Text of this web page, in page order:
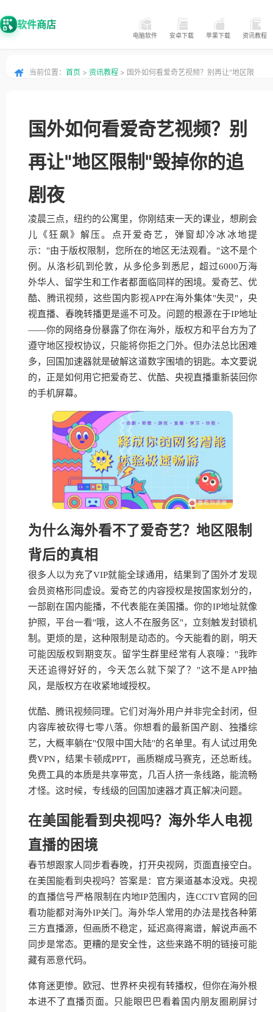
软件商店
电脑软件 安卓下载 苹果下载 资讯教程
当前位置： 首页 > 资讯教程 > 国外如何看爱奇艺视频？别再让"地区限
国外如何看爱奇艺视频？别
再让"地区限制"毁掉你的追
剧夜
凌晨三点，纽约的公寓里，你刚结束一天的课业，想刷会
儿《狂飙》解压。点开爱奇艺，弹窗却冷冰冰地提
示："由于版权限制，您所在的地区无法观看。"这不是个
例。从洛杉矶到伦敦，从多伦多到悉尼，超过6000万海
外华人、留学生和工作者都面临同样的困境。爱奇艺、优
酷、腾讯视频，这些国内影视APP在海外集体"失灵"，央
视直播、春晚转播更是遥不可及。问题的根源在于IP地址
——你的网络身份暴露了你在海外，版权方和平台方为了
遵守地区授权协议，只能将你拒之门外。但办法总比困难
多，回国加速器就是破解这道数字围墙的钥匙。本文要说
的，正是如何用它把爱奇艺、优酷、央视直播重新装回你
的手机屏幕。
为什么海外看不了爱奇艺？地区限制
背后的真相
很多人以为充了VIP就能全球通用，结果到了国外才发现
会员资格形同虚设。爱奇艺的内容授权是按国家划分的，
一部剧在国内能播，不代表能在美国播。你的IP地址就像
护照，平台一看"哦，这人不在服务区"，立刻触发封锁机
制。更烦的是，这种限制是动态的。今天能看的剧，明天
可能因版权到期变灰。留学生群里经常有人哀嚎："我昨
天还追得好好的，今天怎么就下架了？"这不是APP抽
风，是版权方在收紧地域授权。
优酷、腾讯视频同理。它们对海外用户并非完全封闭，但
内容库被砍得七零八落。你想看的最新国产剧、独播综
艺，大概率躺在"仅限中国大陆"的名单里。有人试过用免
费VPN，结果卡顿成PPT，画质糊成马赛克，还总断线。
免费工具的本质是共享带宽，几百人挤一条线路，能流畅
才怪。这时候，专线级的回国加速器才真正解决问题。
在美国能看到央视吗？海外华人电视
直播的困境
春节想跟家人同步看春晚，打开央视网，页面直接空白。
在美国能看到央视吗？答案是：官方渠道基本没戏。央视
的直播信号严格限制在内地IP范围内，连CCTV官网的回
看功能都对海外IP关门。海外华人常用的办法是找各种第
三方直播源，但画质不稳定，延迟高得离谱，解说声画不
同步是常态。更糟的是安全性，这些来路不明的链接可能
藏有恶意代码。
体育迷更惨。欧冠、世界杯央视有转播权，但你在海外根
本进不了直播页面。只能眼巴巴看着国内朋友圈刷屏讨